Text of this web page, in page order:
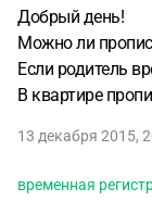
Добрый день!
Можно ли
Если родитель
В квартире
13 декабря 2015,
временная